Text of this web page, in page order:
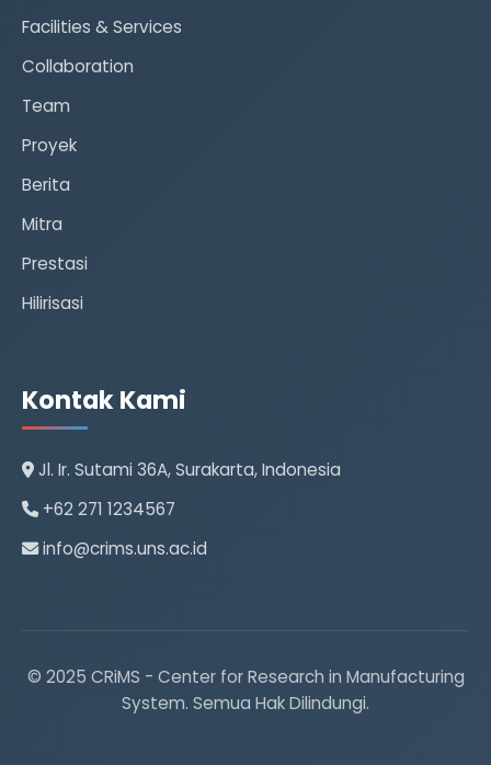
Facilities & Services
Collaboration
Team
Proyek
Berita
Mitra
Prestasi
Hilirisasi
Kontak Kami
Jl. Ir. Sutami 36A, Surakarta, Indonesia
+62 271 1234567
info@crims.uns.ac.id
© 2025 CRiMS - Center for Research in Manufacturing
System. Semua Hak Dilindungi.